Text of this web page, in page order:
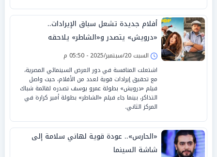
أفلام جديدة تشعل سباق الإيرادات..
«درويش» يتصدر و«الشاطر» يلاحقه
السبت 20/سبتمبر/2025 - 05:50 م
اشتعلت المنافسة في دور العرض السينمائي المصرية،
مع تحقيق إيرادات قوية لعدد من الأفلام، حيث واصل
فيلم «درويش» بطولة عمرو يوسف تصدره لقائمة شباك
التذاكر، بينما جاء فيلم «الشاطر» بطولة أمير كرارة في
المركز الثاني.
«الحارس».. عودة قوية لهاني سلامة إلى
شاشة السينما